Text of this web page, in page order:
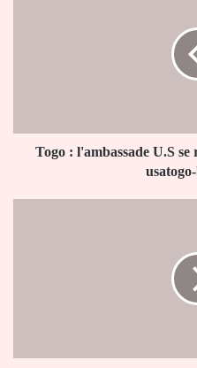
avec
usatogo-Togo : l'ambassade U.S
BEPC